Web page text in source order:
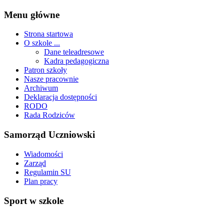
Menu główne
Strona startowa
O szkole ...
Dane teleadresowe
Kadra pedagogiczna
Patron szkoły
Nasze pracownie
Archiwum
Deklaracja dostępności
RODO
Rada Rodziców
Samorząd Uczniowski
Wiadomości
Zarząd
Regulamin SU
Plan pracy
Sport w szkole